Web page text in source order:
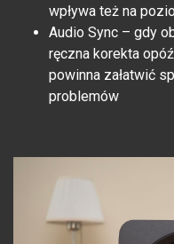
wpływa też na
Audio Sync – gdy
ręczna korekta
powinna załatwić
problemów